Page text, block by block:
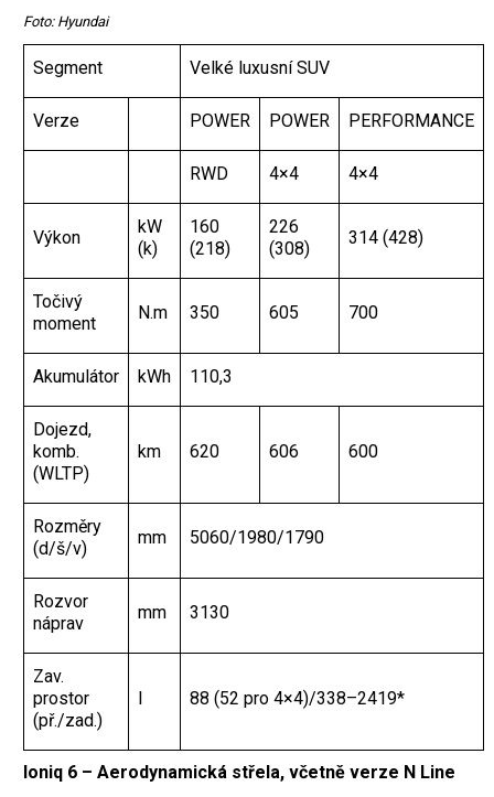
Foto: Hyundai
Segment Velké luxusní SUV
Verze POWER POWER PERFORMANCE
RWD 4×4 4×4
Výkon
kW
(k)
160
(218)
226
(308)
314 (428)
Točivý
moment
N.m 350 605 700
Akumulátor kWh 110,3
Dojezd,
komb.
(WLTP)
km 620 606 600
Rozměry
(d/š/v)
mm 5060/1980/1790
Rozvor
náprav
mm 3130
Zav.
prostor
(př./zad.)
l 88 (52 pro 4×4)/338–2419*
Ioniq 6 – Aerodynamická střela, včetně verze N Line